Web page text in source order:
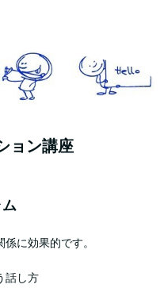
ョン講座
に効果的です。
話し方